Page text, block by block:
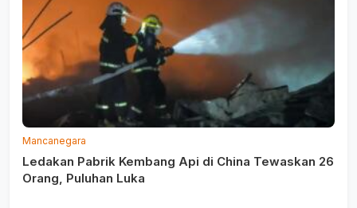
Mancanegara
Ledakan Pabrik Kembang Api di China Tewaskan 26
Orang, Puluhan Luka